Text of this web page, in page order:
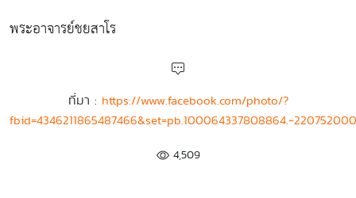
พระอาจารย์ชยสาโร
ที่มา : https://www.facebook.com/photo/?
fbid=4346211865487466&set=pb.100064337808864.-
4,509